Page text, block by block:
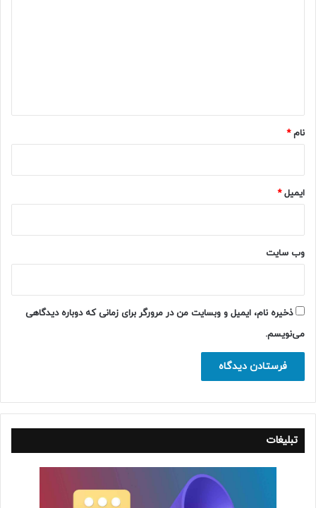
نام*
ایمیل*
وب‌ سایت
ذخیره نام، ایمیل و وبسایت من در مرورگر برای زمانی که دوباره دیدگاهی
می‌نویسم.
تبلیغات